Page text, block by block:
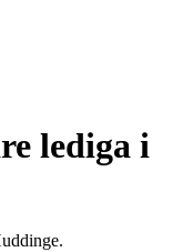
lediga i